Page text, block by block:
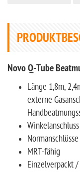
Novo Q-Tube
Länge 1,8m,
externe
Winkelanschluss
MRT-fähig
Einzelverpackt